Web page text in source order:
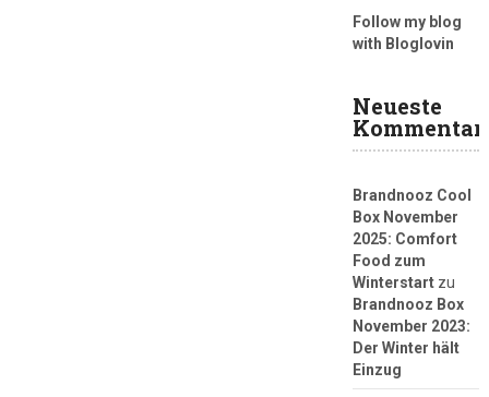
Follow my blog
with Bloglovin
Neueste
Brandnooz Cool
Box November
2025: Comfort
Food zum
Winterstartzu
Brandnooz Box
November 2023:
Der Winter hält
Einzug